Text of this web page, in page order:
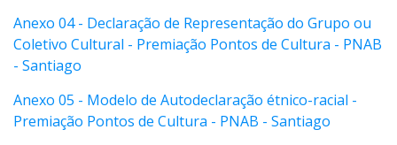
Anexo 04 - Declaração de Representação do Grupo ou
Coletivo Cultural - Premiação Pontos de Cultura - PNAB
- Santiago
Anexo 05 - Modelo de Autodeclaração étnico-racial -
Premiação Pontos de Cultura - PNAB - Santiago